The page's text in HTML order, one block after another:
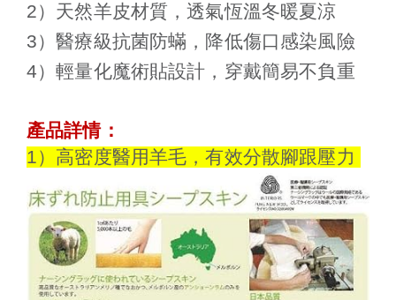
2）天然羊皮材質，透氣恆溫冬暖夏涼
3）醫療級抗菌防蟎，降低傷口感染風險
4）輕量化魔術貼設計，穿戴簡易不負重
產品詳情：
1）高密度醫用羊毛，有效分散腳跟壓力